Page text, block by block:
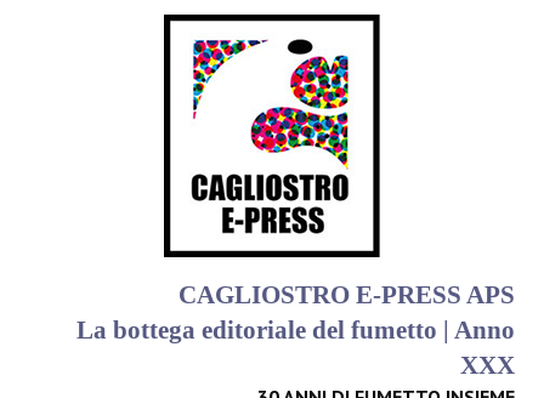
CAGLIOSTRO E-PRESS APS
La bottega editoriale del fumetto | Anno
XXX